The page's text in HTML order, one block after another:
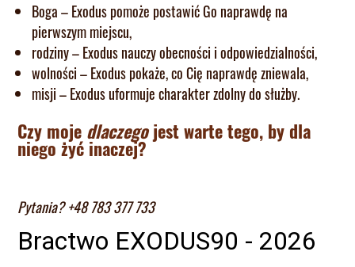
Boga – Exodus pomoże postawić Go naprawdę na
pierwszym miejscu,
rodziny – Exodus nauczy obecności i odpowiedzialności,
wolności – Exodus pokaże, co Cię naprawdę zniewala,
misji – Exodus uformuje charakter zdolny do służby.
Czy moje dlaczegojest warte tego, by dla
niego żyć inaczej?
Pytania? +48 783 377 733